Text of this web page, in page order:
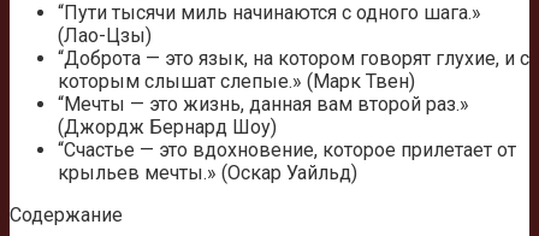
“Пути тысячи миль начинаются с одного шага.»
(Лао-Цзы)
“Доброта — это язык, на котором говорят глухие, и с
которым слышат слепые.» (Марк Твен)
“Мечты — это жизнь, данная вам второй раз.»
(Джордж Бернард Шоу)
“Счастье — это вдохновение, которое прилетает от
крыльев мечты.» (Оскар Уайльд)
Содержание